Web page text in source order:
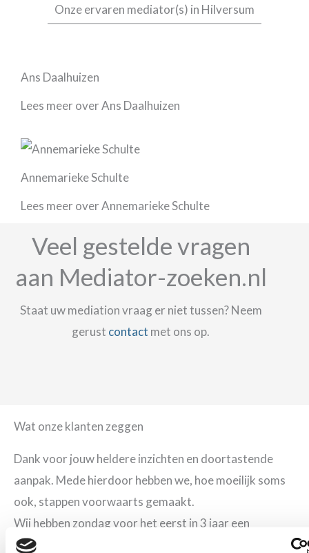
Onze ervaren mediator(s) in Hilversum
Ans Daalhuizen
Lees meer over Ans Daalhuizen
Annemarieke Schulte
Lees meer over Annemarieke Schulte
Veel gestelde vragen
aan Mediator-zoeken.nl
Staat uw mediation vraag er niet tussen? Neem
gerust contact met ons op.
Wat onze klanten zeggen
Dank voor jouw heldere inzichten en doortastende
aanpak. Mede hierdoor hebben we, hoe moeilijk soms
ook, stappen voorwaarts gemaakt.
Wij hebben zondag voor het eerst in 3 jaar een
gezamenlijk kerstdiner, mede dankzij jou :-)